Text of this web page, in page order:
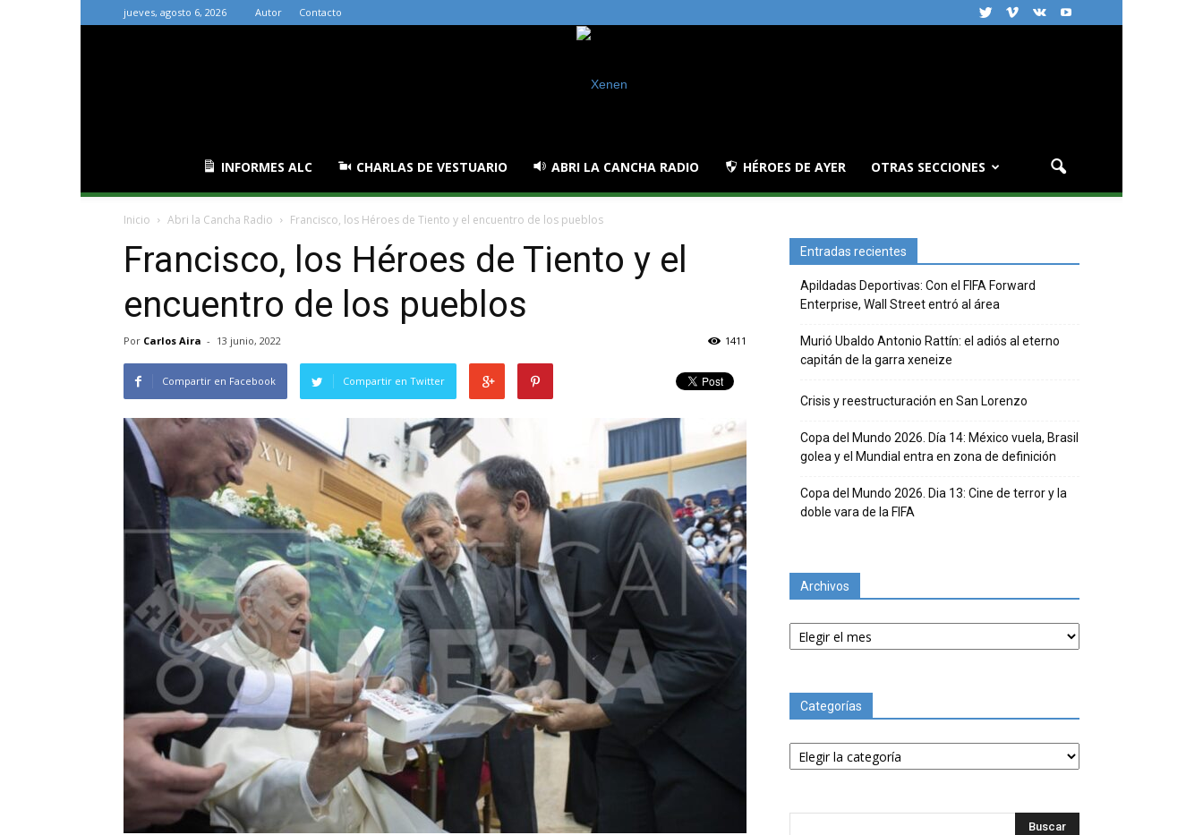
jueves, agosto 6, 2026 Autor Contacto
INFORMES ALC CHARLAS DE VESTUARIO ABRI LA CANCHA RADIO HÉROES DE AYER OTRAS SECCIONES
Inicio Abri la Cancha Radio Francisco, los Héroes de Tiento y el encuentro de los pueblos
Francisco, los Héroes de Tiento y el
encuentro de los pueblos
Por Carlos Aira - 13 junio, 2022 1411
Compartir en Facebook Compartir en Twitter
Entradas recientes
Apildadas Deportivas: Con el FIFA Forward
Enterprise, Wall Street entró al área
Murió Ubaldo Antonio Rattín: el adiós al eterno
capitán de la garra xeneize
Crisis y reestructuración en San Lorenzo
Copa del Mundo 2026. Día 14: México vuela, Brasil
golea y el Mundial entra en zona de definición
Copa del Mundo 2026. Dia 13: Cine de terror y la
doble vara de la FIFA
Archivos
Archivos
Categorías
Categorías